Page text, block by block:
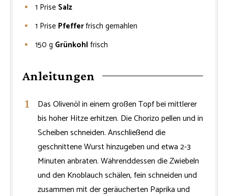
1 Prise Salz
1 Prise Pfefferfrisch gemahlen
150 g Grünkohl frisch
Anleitungen
Das Olivenöl in einem großen Topf bei mittlerer
bis hoher Hitze erhitzen. Die Chorizo pellen und in
Scheiben schneiden. Anschließend die
geschnittene Wurst hinzugeben und etwa 2-3
Minuten anbraten. Währenddessen die Zwiebeln
und den Knoblauch schälen, fein schneiden und
zusammen mit der geräucherten Paprika und